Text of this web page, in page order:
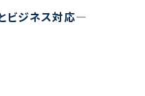
ビジネス対応―